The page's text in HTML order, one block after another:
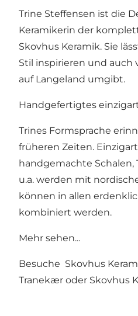
Trine Steffensen ist die
Keramikerin der
Skovhus Keramik. Sie
Stil inspirieren und auch
auf Langeland umgibt.
Handgefertigtes
Trines Formsprache
früheren Zeiten.
handgemachte Schalen,
u.a. werden mit
können in allen
kombiniert werden.
Mehr sehen...
Besuche Skovhus
Tranekær oder Skovhus